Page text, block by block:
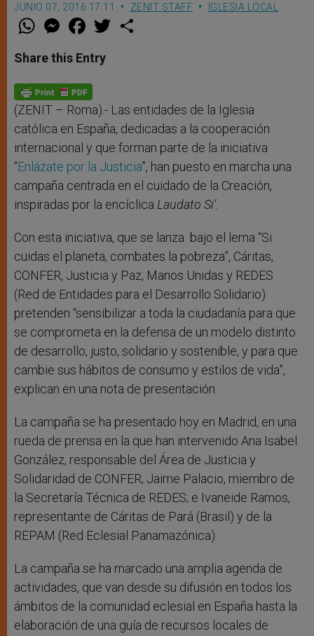
JUNIO 07, 2016 17:11 ZENIT STAFF IGLESIA LOCAL
W
t
s
p
p
M
e
s
e
g
e
F
a
e
b
o
k
w
Share this Entry
(ZENIT – Roma).- Las entidades de la Iglesia
católica en España, dedicadas a la cooperación
internacional y que forman parte de la iniciativa
“Enlázate por la Justicia”, han puesto en marcha una
campaña centrada en el cuidado de la Creación,
inspiradas por la encíclica Laudato Si’.
Con esta iniciativa, que se lanza bajo el lema “Si
cuidas el planeta, combates la pobreza”, Cáritas,
CONFER, Justicia y Paz, Manos Unidas y REDES
(Red de Entidades para el Desarrollo Solidario)
pretenden “sensibilizar a toda la ciudadanía para que
se comprometa en la defensa de un modelo distinto
de desarrollo, justo, solidario y sostenible, y para que
cambie sus hábitos de consumo y estilos de vida”,
explican en una nota de presentación.
La campaña se ha presentado hoy en Madrid, en una
rueda de prensa en la que han intervenido Ana Isabel
González, responsable del Área de Justicia y
Solidaridad de CONFER; Jaime Palacio, miembro de
la Secretaría Técnica de REDES; e Ivaneide Ramos,
representante de Cáritas de Pará (Brasil) y de la
REPAM (Red Eclesial Panamazónica).
La campaña se ha marcado una amplia agenda de
actividades, que van desde su difusión en todos los
ámbitos de la comunidad eclesial en España hasta la
elaboración de una guía de recursos locales de